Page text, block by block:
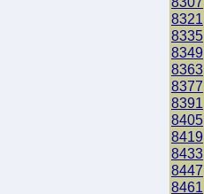
8321
8335
8349
8363
8377
8391
8405
8419
8433
8447
8461